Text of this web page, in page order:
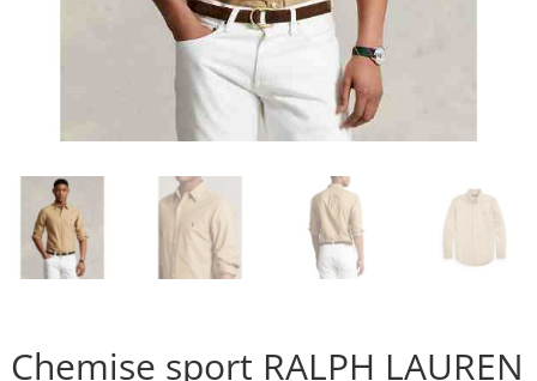
Chemise sport RALPH LAUREN